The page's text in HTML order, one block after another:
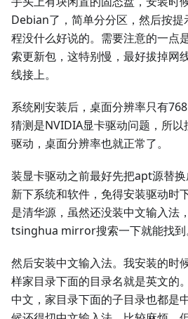
Debian了，简单分分区，然后按
程没什么好说的。需要注意的一点
索更新包，这特别慢，最好拔掉网
线接上。
系统刚安装后，桌面分辨率只有
猜测是NVIDIA显卡驱动问题，所
驱动，桌面分辨率也就正常了。
装显卡驱动之前最好先把apt源替
新下系统和软件，免得安装驱动时
是清华源，虽然还没装中文输入法
tsinghua mirror搜索一下就能找到
然后安装中文输入法。我安装的时
样家目录下面的目录名就是英文的
中文，家目录下面的子目录也都是